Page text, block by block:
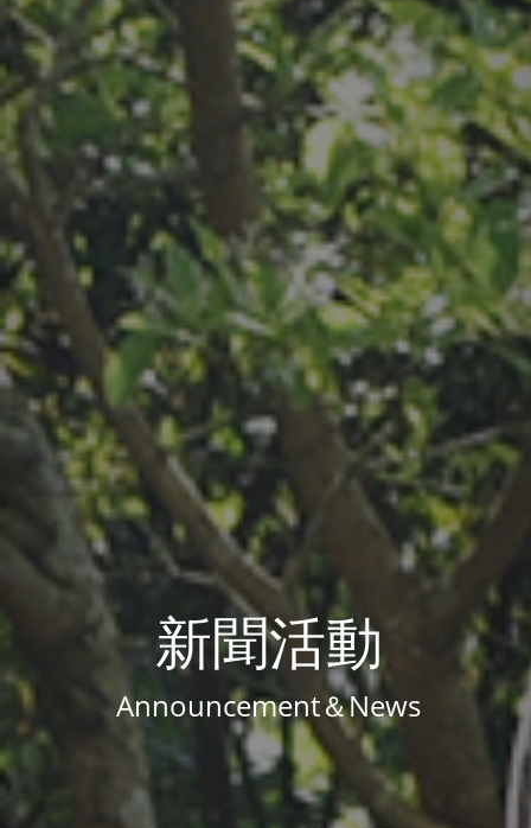
新聞活動
Announcement＆News